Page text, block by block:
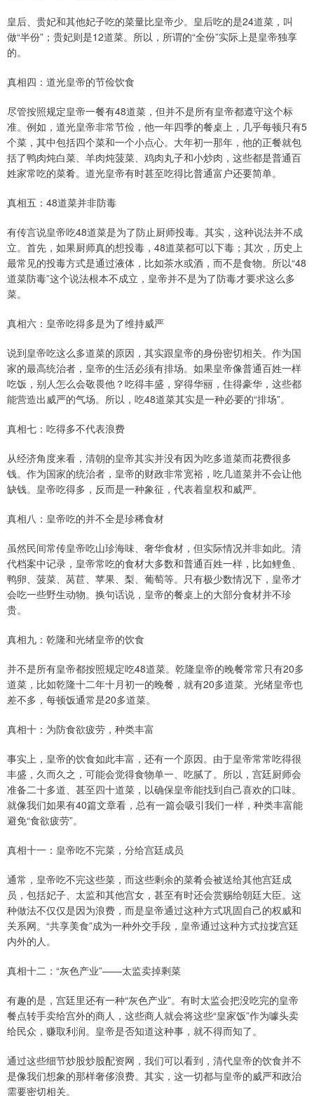
皇后、贵妃和其他妃子吃的菜量比皇帝少。皇后吃的是24道菜，叫
做“半份”；贵妃则是12道菜。所以，所谓的“全份”实际上是皇帝独享
的。
真相四：道光皇帝的节俭饮食
尽管按照规定皇帝一餐有48道菜，但并不是所有皇帝都遵守这个标
准。例如，道光皇帝非常节俭，他一年四季的餐桌上，几乎每顿只有5
个菜，其中包括四个菜和一个小点心。大年初一那年，他的正餐就包
括了鸭肉炖白菜、羊肉炖菠菜、鸡肉丸子和小炒肉，这些都是普通百
姓家常吃的菜肴。道光皇帝有时甚至吃得比普通富户还要简单。
真相五：48道菜并非防毒
有传言说皇帝吃48道菜是为了防止厨师投毒。其实，这种说法并不成
立。首先，如果厨师真的想投毒，48道菜都可以下毒；其次，历史上
最常见的投毒方式是通过液体，比如茶水或酒，而不是食物。所以“48
道菜防毒”这个说法根本不成立，皇帝并不是为了防毒才要求这么多
菜。
真相六：皇帝吃得多是为了维持威严
说到皇帝吃这么多道菜的原因，其实跟皇帝的身份密切相关。作为国
家的最高统治者，皇帝的生活必须有排场。如果皇帝像普通百姓一样
吃饭，别人怎么会敬畏他？吃得丰盛，穿得华丽，住得豪华，这些都
能营造出威严的气场。所以，吃48道菜其实是一种必要的“排场”。
真相七：吃得多不代表浪费
从经济角度来看，清朝的皇帝其实并没有因为吃多道菜而花费很多
钱。作为国家的统治者，皇帝的财政非常宽裕，吃几道菜并不会让他
缺钱。皇帝吃得多，反而是一种象征，代表着皇权和威严。
真相八：皇帝吃的并不全是珍稀食材
虽然民间常传皇帝吃山珍海味、奢华食材，但实际情况并非如此。清
代档案中记录，皇帝常吃的食材大多数和普通百姓一样，比如鲤鱼、
鸭卵、菠菜、莴苣、苹果、梨、葡萄等。只有极少数情况下，皇帝才
会吃一些野生动物。换句话说，皇帝的餐桌上的大部分食材并不珍
贵。
真相九：乾隆和光绪皇帝的饮食
并不是所有皇帝都按照规定吃48道菜。乾隆皇帝的晚餐常常只有20多
道菜，比如乾隆十二年十月初一的晚餐，就有20多道菜。光绪皇帝也
差不多，每顿饭通常是20多道菜。
真相十：为防食欲疲劳，种类丰富
事实上，皇帝的饮食如此丰富，还有一个原因。由于皇帝常常吃得很
丰盛，久而久之，可能会觉得食物单一、吃腻了。所以，宫廷厨师会
准备二十多道、甚至四十道菜，以确保皇帝能找到自己喜欢的口味。
就像我们如果有40篇文章看，总有一篇会吸引我们一样，种类丰富能
避免“食欲疲劳”。
真相十一：皇帝吃不完菜，分给宫廷成员
通常，皇帝吃不完这些菜，而这些剩余的菜肴会被送给其他宫廷成
员，包括妃子、太监和其他宫女，甚至有时还会赏赐给朝廷大臣。这
种做法不仅仅是因为浪费，而是皇帝通过这种方式巩固自己的权威和
关系网。“共享美食”成为一种外交手段，皇帝通过这种方式拉拢宫廷
内外的人。
真相十二：“灰色产业”——太监卖掉剩菜
有趣的是，宫廷里还有一种“灰色产业”。有时太监会把没吃完的皇帝
餐点转手卖给宫外的商人，这些商人就会将这些“皇家饭”作为噱头卖
给民众，赚取利润。皇帝是否知道这种事，就不得而知了。
通过这些细节炒股炒股配资网，我们可以看到，清代皇帝的饮食并不
是像我们想象的那样奢侈浪费。其实，这一切都与皇帝的威严和政治
需要密切相关。